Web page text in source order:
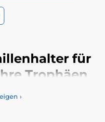
für
Trophäen
zu
›